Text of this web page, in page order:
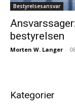
Bestyrelsesansvar
bestyrelsen
Morten W. Langer -
Kategorier